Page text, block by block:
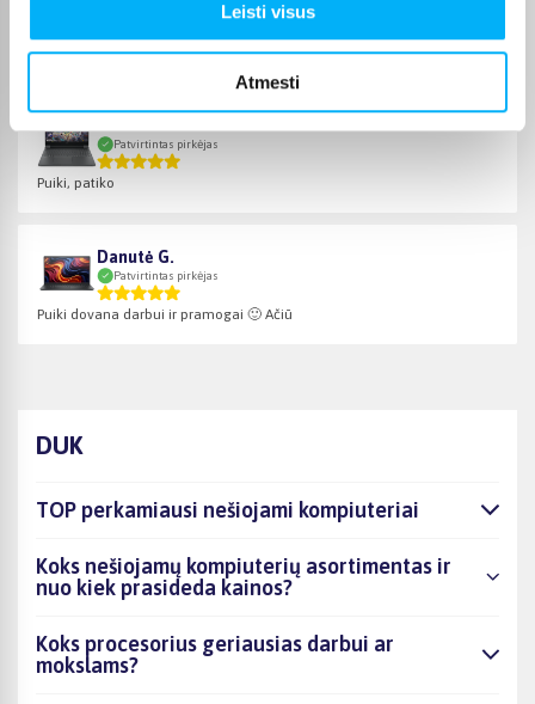
Leisti visus
Atmesti
ir ger ...
Patvirtintas pirkėjas
Puiki, patiko
Danutė G.
Patvirtintas pirkėjas
Puiki dovana darbui ir pramogai 🙂 Ačiū
DUK
TOP perkamiausi nešiojami kompiuteriai
Koks nešiojamų kompiuterių asortimentas ir
nuo kiek prasideda kainos?
Koks procesorius geriausias darbui ar
mokslams?